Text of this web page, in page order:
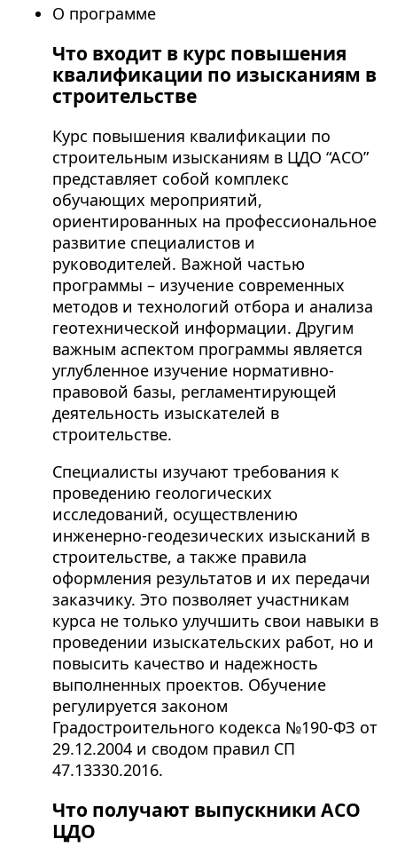
О программе
Что входит в курс повышения
квалификации по изысканиям в
строительстве
Курс повышения квалификации по
строительным изысканиям в ЦДО “АСО”
представляет собой комплекс
обучающих мероприятий,
ориентированных на профессиональное
развитие специалистов и
руководителей. Важной частью
программы – изучение современных
методов и технологий отбора и анализа
геотехнической информации. Другим
важным аспектом программы является
углубленное изучение нормативно-
правовой базы, регламентирующей
деятельность изыскателей в
строительстве.
Специалисты изучают требования к
проведению геологических
исследований, осуществлению
инженерно-геодезических изысканий в
строительстве, а также правила
оформления результатов и их передачи
заказчику. Это позволяет участникам
курса не только улучшить свои навыки в
проведении изыскательских работ, но и
повысить качество и надежность
выполненных проектов. Обучение
регулируется законом
Градостроительного кодекса №190-ФЗ от
29.12.2004 и сводом правил СП
47.13330.2016.
Что получают выпускники АСО
ЦДО